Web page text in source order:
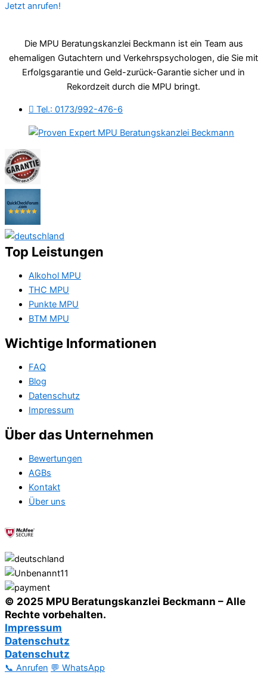
Jetzt anrufen!
Die MPU Beratungskanzlei Beckmann ist ein Team aus
ehemaligen Gutachtern und Verkehrspsychologen, die Sie mit
Erfolgsgarantie und Geld-zurück-Garantie sicher und in
Rekordzeit durch die MPU bringt.
Tel.: 0173/992-476-6
Top Leistungen
Alkohol MPU
THC MPU
Punkte MPU
BTM MPU
Wichtige Informationen
FAQ
Blog
Datenschutz
Impressum
Über das Unternehmen
Bewertungen
AGBs
Kontakt
Über uns
© 2025 MPU Beratungskanzlei Beckmann – Alle
Rechte vorbehalten.
Impressum
Datenschutz
Datenschutz
📞 Anrufen 💬 WhatsApp